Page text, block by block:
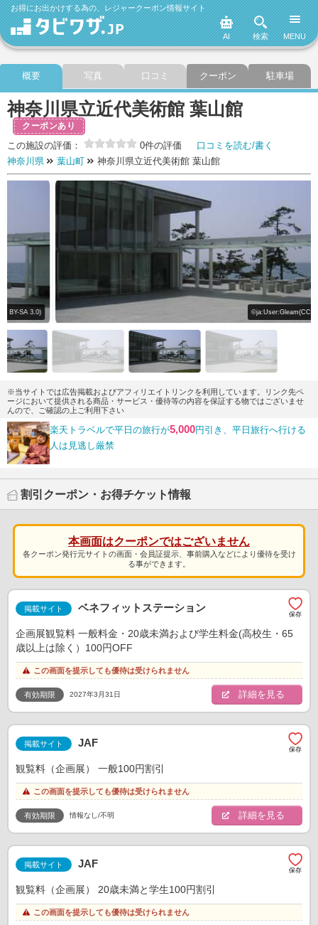
お得にお出かけする為の、レジャークーポン情報サイト
AI 検索 MENU
概要 写真 口コミ クーポン 駐車場
神奈川県立近代美術館 葉山館
クーポンあり
この施設の評価：
0件の評価
口コミを読む/書く
神奈川県
葉山町 神奈川県立近代美術館 葉山館
©ja:User:Gleam(CC BY-SA 3.0)
※当サイトでは広告掲載およびアフィリエイトリンクを利用しています。リンク先ペ
ージにおいて提供される商品・サービス・優待等の内容を保証する物ではございませ
んので、ご確認の上ご利用下さい
楽天トラベルで平日の旅行が5,000円引き、平日旅行へ行ける
人は見逃し厳禁
割引クーポン・お得チケット情報
本画面はクーポンではございません
各クーポン発行元サイトの画面・会員証提示、事前購入などにより優待を受け
る事ができます。
掲載サイト ベネフィットステーション
有効期限 2027年3月31日
企画展観覧料 一般料金・20歳未満および学生料金(高校生・65
歳以上は除く）100円OFF
詳細を見る
この画面を提示しても優待は受けられません
掲載サイト JAF
有効期限 情報なし/不明
観覧料（企画展） 一般100円割引
詳細を見る
この画面を提示しても優待は受けられません
掲載サイト JAF
観覧料（企画展） 20歳未満と学生100円割引
この画面を提示しても優待は受けられません